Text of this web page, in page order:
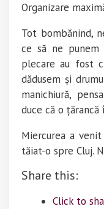
Organizare
Tot bombănind,
ce să ne
plecare au fost
dădusem și
manichiură,
duce că o țărancă
Miercurea a
tăiat-o spre Cluj.
Share this:
Click to